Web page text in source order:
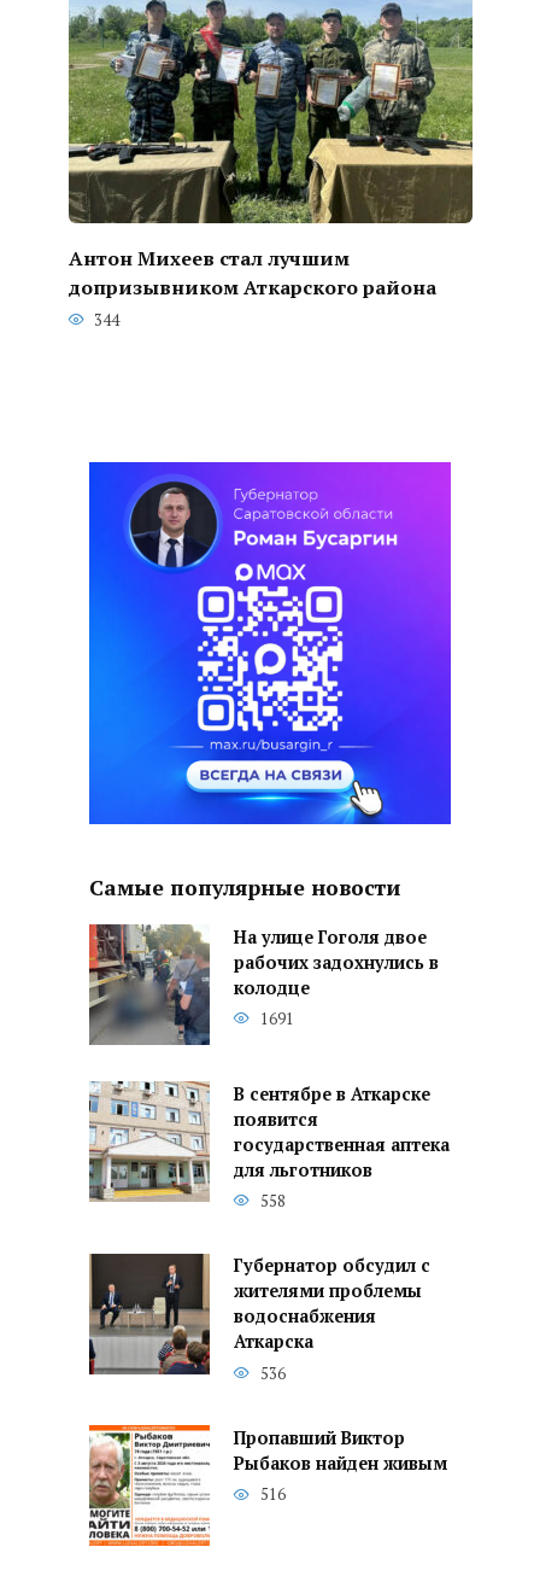
Антон Михеев стал лучшим
допризывником Аткарского района
344
Самые популярные новости
На улице Гоголя двое
рабочих задохнулись в
колодце
1691
В сентябре в Аткарске
появится
государственная аптека
для льготников
558
Губернатор обсудил с
жителями проблемы
водоснабжения
Аткарска
536
Пропавший Виктор
Рыбаков найден живым
516